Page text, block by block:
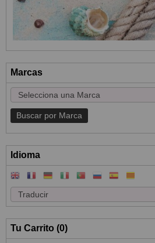
Marcas
Idioma
Tu Carrito (0)